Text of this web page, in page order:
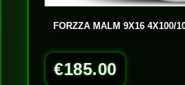
FORZZA MALM 9X16 4X100/
€185.00